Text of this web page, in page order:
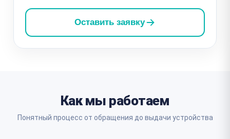
Оставить заявку
Как мы работаем
Понятный процесс от обращения до выдачи устройства